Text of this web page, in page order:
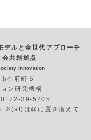
デルと全世代アプローチ
共創拠点
Innovation
在府町５
ン研究機構
39-5205
は@に置き換えて